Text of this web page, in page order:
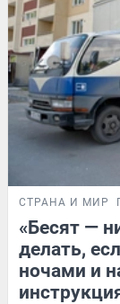
СТРАНА И МИР
«Бесят —
делать,
ночами и